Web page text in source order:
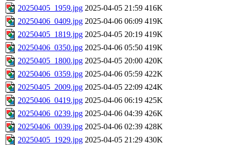
20250405_1959.jpg 2025-04-05 21:59 416K
20250406_0409.jpg 2025-04-06 06:09 419K
20250405_1819.jpg 2025-04-05 20:19 419K
20250406_0350.jpg 2025-04-06 05:50 419K
20250405_1800.jpg 2025-04-05 20:00 420K
20250406_0359.jpg 2025-04-06 05:59 422K
20250405_2009.jpg 2025-04-05 22:09 424K
20250406_0419.jpg 2025-04-06 06:19 425K
20250406_0239.jpg 2025-04-06 04:39 426K
20250406_0039.jpg 2025-04-06 02:39 428K
20250405_1929.jpg 2025-04-05 21:29 430K